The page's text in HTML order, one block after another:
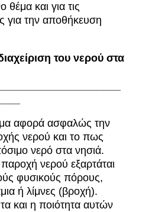
θέμα και για τις
για την αποθήκευση
του νερού στα
αφορά ασφαλώς την
νερού και το πως
νερό στα νησιά.
νερού εξαρτάται
φυσικούς πόρους,
ή λίμνες (βροχή).
και η ποιότητα αυτών